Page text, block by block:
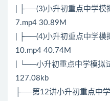
| ├──(3)小升初重点中学模
7.mp4 30.89M
| ├──(4)小升初重点中学模
10.mp4 40.74M
| └──小升初重点中学模拟
127.08kb
├──第12讲小升初重点中